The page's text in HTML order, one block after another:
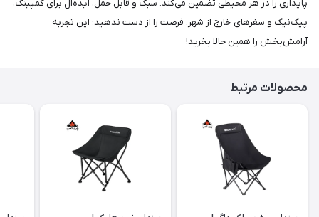
پایداری را در هر محیطی تضمین می‌کند. سبک و قابل حمل، ایده‌آل برای کمپینگ،
پیک‌نیک و سفرهای خارج از شهر. فرصت را از دست ندهید؛ این تجربه
آرامش‌بخش را همین حالا بخرید!
محصولات مرتبط